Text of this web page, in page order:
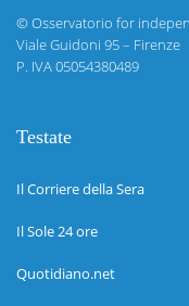
©Osservatorio for
Viale Guidoni 95 – Firenze
P. IVA 05054380489
Testate
Il Corriere della Sera
Il Sole 24 ore
Quotidiano.net